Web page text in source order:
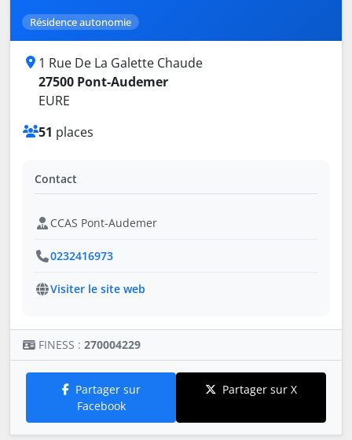
Résidence autonomie
1 Rue De La Galette Chaude
27500 Pont-Audemer
EURE
51 places
Contact
CCAS Pont-Audemer
0232416973
Visiter le site web
FINESS : 270004229
Partager sur
Facebook
Partager sur X